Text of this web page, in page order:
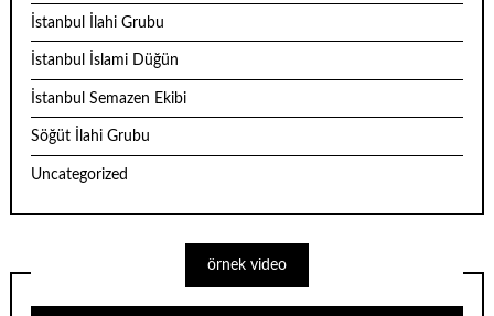
İstanbul İlahi Grubu
İstanbul İslami Düğün
İstanbul Semazen Ekibi
Söğüt İlahi Grubu
Uncategorized
örnek video